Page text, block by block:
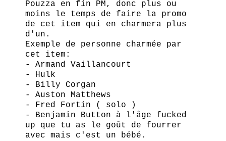
Pouzza en fin PM, donc plus ou
moins le temps de faire la promo
de cet item qui en charmera plus
d'un.
Exemple de personne charmée par
cet item:
- Armand Vaillancourt
- Hulk
- Billy Corgan
- Auston Matthews
- Fred Fortin ( solo )
- Benjamin Button à l'âge fucked
up que tu as le goût de fourrer
avec mais c'est un bébé.